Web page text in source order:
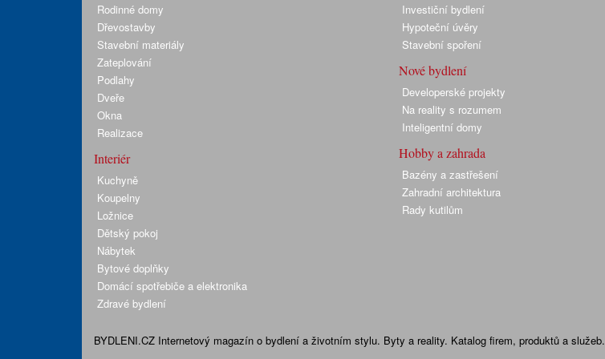
Rodinné domy
Dřevostavby
Stavební materiály
Zateplování
Podlahy
Dveře
Okna
Realizace
Interiér
Kuchyně
Koupelny
Ložnice
Dětský pokoj
Nábytek
Bytové doplňky
Domácí spotřebiče a elektronika
Zdravé bydlení
Investiční bydlení
Hypoteční úvěry
Stavební spoření
Nové bydlení
Developerské projekty
Na reality s rozumem
Inteligentní domy
Hobby a zahrada
Bazény a zastřešení
Zahradní architektura
Rady kutilům
BYDLENI.CZ Internetový magazín o bydlení a životním stylu. Byty a reality. Katalog firem, produktů a služeb.